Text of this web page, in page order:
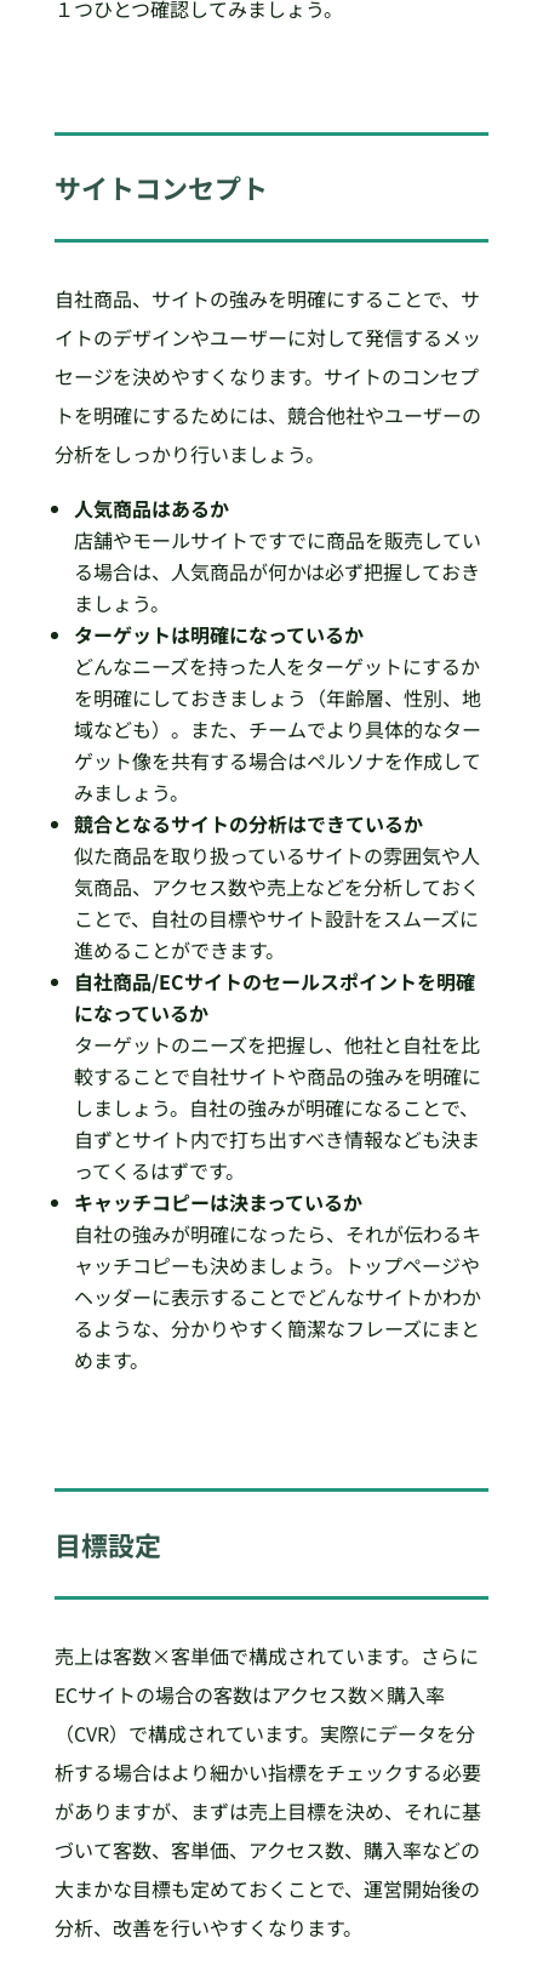
１つひとつ確認してみましょう。
サイトコンセプト
自社商品、サイトの強みを明確にすることで、サ
イトのデザインやユーザーに対して発信するメッ
セージを決めやすくなります。サイトのコンセプ
トを明確にするためには、競合他社やユーザーの
分析をしっかり行いましょう。
人気商品はあるか
店舗やモールサイトですでに商品を販売してい
る場合は、人気商品が何かは必ず把握しておき
ましょう。
ターゲットは明確になっているか
どんなニーズを持った人をターゲットにするか
を明確にしておきましょう（年齢層、性別、地
域なども）。また、チームでより具体的なター
ゲット像を共有する場合はペルソナを作成して
みましょう。
競合となるサイトの分析はできているか
似た商品を取り扱っているサイトの雰囲気や人
気商品、アクセス数や売上などを分析しておく
ことで、自社の目標やサイト設計をスムーズに
進めることができます。
自社商品/ECサイトのセールスポイントを明確
になっているか
ターゲットのニーズを把握し、他社と自社を比
較することで自社サイトや商品の強みを明確に
しましょう。自社の強みが明確になることで、
自ずとサイト内で打ち出すべき情報なども決ま
ってくるはずです。
キャッチコピーは決まっているか
自社の強みが明確になったら、それが伝わるキ
ャッチコピーも決めましょう。トップページや
ヘッダーに表示することでどんなサイトかわか
るような、分かりやすく簡潔なフレーズにまと
めます。
目標設定
売上は客数×客単価で構成されています。さらに
ECサイトの場合の客数はアクセス数×購入率
（CVR）で構成されています。実際にデータを分
析する場合はより細かい指標をチェックする必要
がありますが、まずは売上目標を決め、それに基
づいて客数、客単価、アクセス数、購入率などの
大まかな目標も定めておくことで、運営開始後の
分析、改善を行いやすくなります。